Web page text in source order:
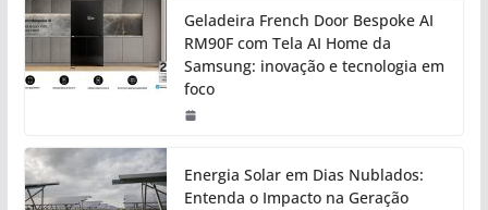
Geladeira French Door Bespoke AI
RM90F com Tela AI Home da
Samsung: inovação e tecnologia em
foco
Energia Solar em Dias Nublados:
Entenda o Impacto na Geração